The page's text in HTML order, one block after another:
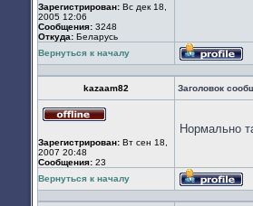
Зарегистрирован: Вс дек 18,
2005 12:06
Сообщения: 3248
Откуда: Беларусь
Вернуться к началу
kazaam82 Заголовок
сети
Зарегистрирован: Вт сен 18,
2007 20:48
Сообщения: 23
Нормально
Вернуться к началу